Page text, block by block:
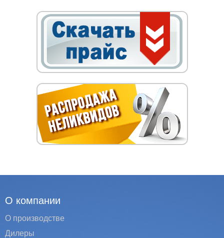
О компании
О производстве
Дилеры